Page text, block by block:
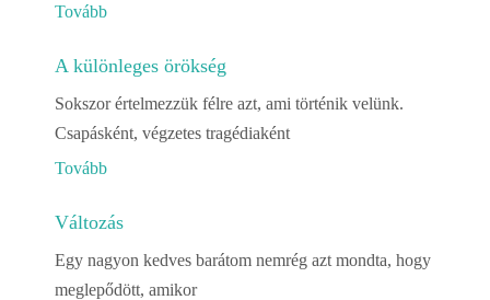
Tovább
A különleges örökség
Sokszor értelmezzük félre azt, ami történik velünk.
Csapásként, végzetes tragédiaként
Tovább
Változás
Egy nagyon kedves barátom nemrég azt mondta, hogy
meglepődött, amikor